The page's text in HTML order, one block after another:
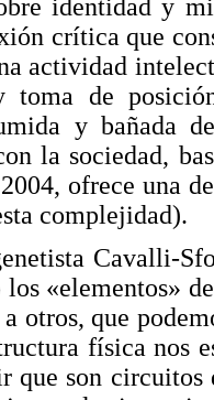
identidad y
crítica que
actividad
toma de
y bañada
la sociedad,
ofrece una
complejidad).
Cavalli-
los «elementos»
a otros, que
física nos
que son